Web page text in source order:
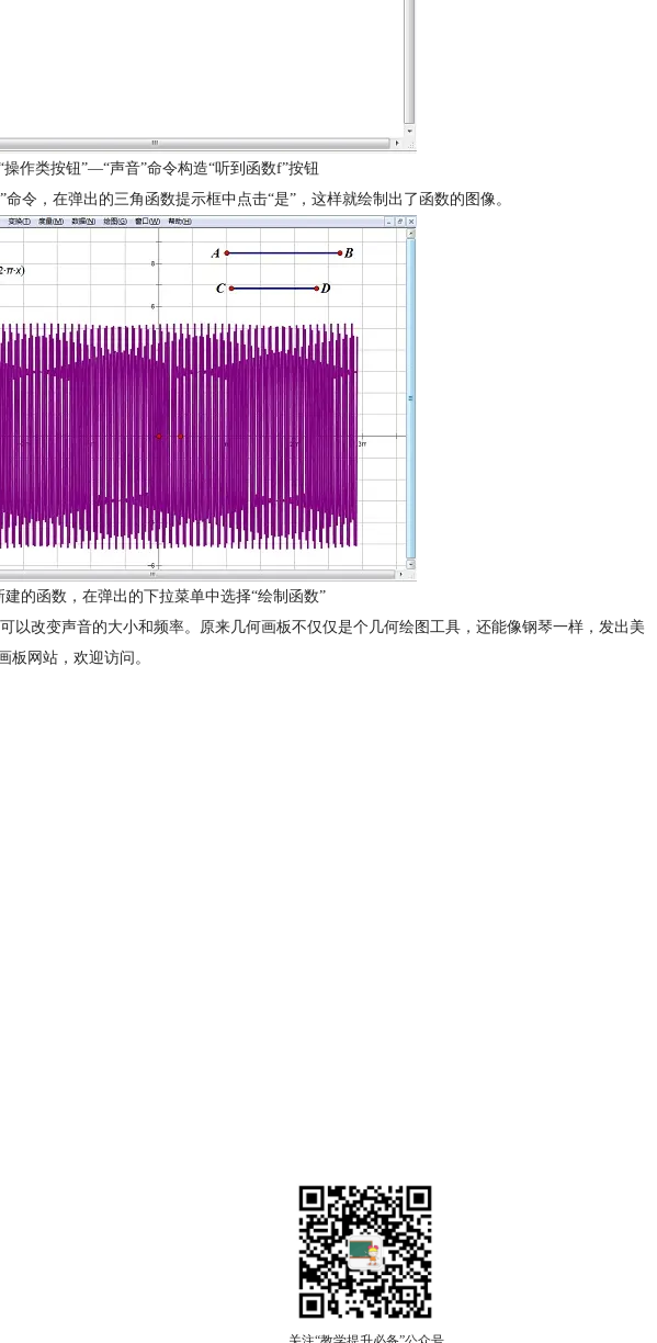
操作类按钮”—“声音”命令构造“听到函数f”按钮
令，在弹出的三角函数提示框中点击“是”，这样就绘制出了函数的图像。
建的函数，在弹出的下拉菜单中选择“绘制函数”
以改变声音的大小和频率。原来几何画板不仅仅是个几何绘图工具，还能像钢琴一样，发出美
板网站，欢迎访问。